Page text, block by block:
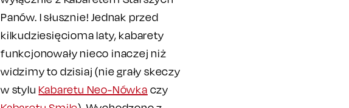
Panów. I słusznie! Jednak przed
kilkudziesięcioma laty, kabarety
funkcjonowały nieco inaczej niż
widzimy to dzisiaj (nie grały skeczy
w stylu Kabaretu Neo-Nówka czy